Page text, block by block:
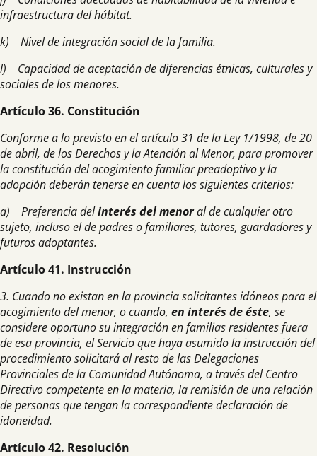
infraestructura del hábitat.
k) Nivel de integración social de la familia.
l) Capacidad de aceptación de diferencias étnicas, culturales y
sociales de los menores.
Artículo 36. Constitución
Conforme a lo previsto en el artículo 31 de la Ley 1/1998, de 20
de abril, de los Derechos y la Atención al Menor, para promover
la constitución del acogimiento familiar preadoptivo y la
adopción deberán tenerse en cuenta los siguientes criterios:
a) Preferencia delinterés del menoral de cualquier otro
sujeto, incluso el de padres o familiares, tutores, guardadores y
futuros adoptantes.
Artículo 41. Instrucción
3. Cuando no existan en la provincia solicitantes idóneos para el
acogimiento del menor, o cuando, en interés de éste, se
considere oportuno su integración en familias residentes fuera
de esa provincia, el Servicio que haya asumido la instrucción del
procedimiento solicitará al resto de las Delegaciones
Provinciales de la Comunidad Autónoma, a través del Centro
Directivo competente en la materia, la remisión de una relación
de personas que tengan la correspondiente declaración de
idoneidad.
Artículo 42. Resolución